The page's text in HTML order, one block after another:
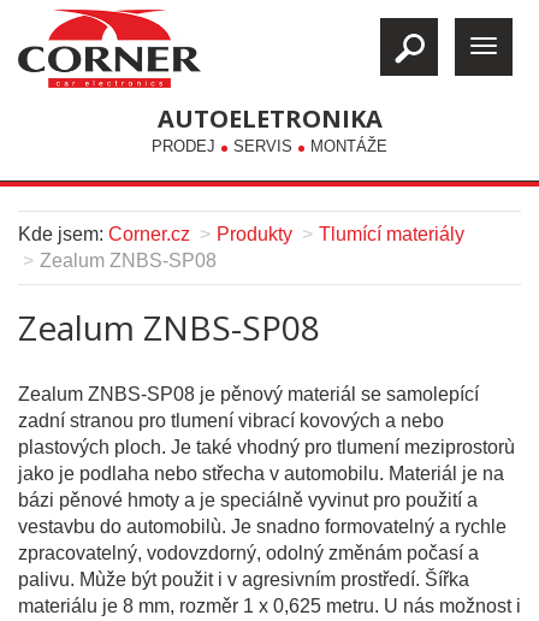
AUTOELETRONIKA
PRODEJ SERVIS MONTÁŽE
Kde jsem: Corner.cz Produkty
Tlumící materiály
Zealum ZNBS-SP08
Zealum ZNBS-SP08
Zealum ZNBS-SP08 je pěnový materiál se samolepící
zadní stranou pro tlumení vibrací kovových a nebo
plastových ploch. Je také vhodný pro tlumení meziprostorù
jako je podlaha nebo střecha v automobilu. Materiál je na
bázi pěnové hmoty a je speciálně vyvinut pro použití a
vestavbu do automobilù. Je snadno formovatelný a rychle
zpracovatelný, vodovzdorný, odolný změnám počasí a
palivu. Mùže být použit i v agresivním prostředí. Šířka
materiálu je 8 mm, rozměr 1 x 0,625 metru. U nás možnost i